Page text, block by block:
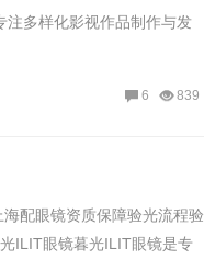
注多样化影视作品制作与发
839
6
配眼镜资质保障验光流程验
ILIT眼镜暮光ILIT眼镜是专